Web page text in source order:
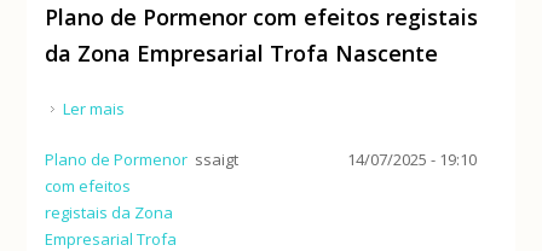
Plano de Pormenor com efeitos registais
da Zona Empresarial Trofa Nascente
Ler mais
Plano de Pormenor
com efeitos
registais da Zona
Empresarial Trofa
ssaigt 14/07/2025 - 19:10